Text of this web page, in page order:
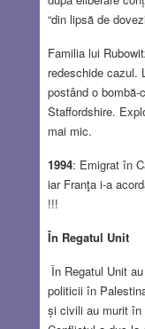
“din lipsă de
Familia lui
redeschide cazul.
postând o
Staffordshire.
mai mic.
1994: Emigrat în
iar Franţa i-a
În Regatul Unit
În Regatul Unit
politicii în
și civili au murit în